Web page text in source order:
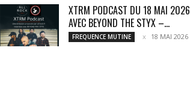
XTRM PODCAST DU 18 MAI 2026
AVEC BEYOND THE STYX –...
FREQUENCE MUTINE 18 MAI 2026